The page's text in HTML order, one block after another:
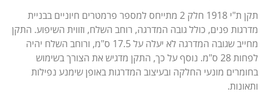
תקן ת"י 1918 חלק 2 מתייחס למספר פרמטרים חיוניים בבניית
פנים, כולל גובה המדרגה, רוחב השלח, וזווית השיפוע. התקן
מחייב שגובה המדרגה לא יעלה על 17.5 ס"מ, ורוחב השלח יהיה
לפחות 28 ס"מ. נוסף על כך, התקן מדגיש את הצורך בשימוש
מונעי החלקה ובעיצוב המדרגות באופן שימנע נפילות